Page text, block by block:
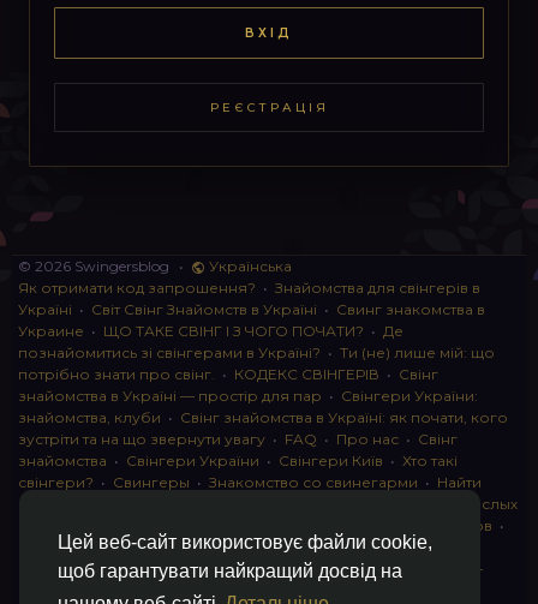
Цей веб-сайт використовує файли cookie,
щоб гарантувати найкращий досвід на
ВХІД
РЕЄСТРАЦІЯ
© 2026 Swingersblog •
Українська
Як отримати код запрошення? • Знайомства для свінгерів в
Україні • Світ Свінг Знайомств в Україні • Свинг знакомства в
Украине • ЩО ТАКЕ СВІНГ І З ЧОГО ПОЧАТИ? • Де
познайомитись зі свінгерами в Україні? • Ти (не) лише мій: що
потрібно знати про свінг. • КОДЕКС СВІНГЕРІВ • Свінг
знайомства в Україні — простір для пар • Свінгери України:
знайомства, клуби • Свінг знайомства в Україні: як почати, кого
зустріти та на що звернути увагу • FAQ • Про нас • Свінг
знайомства • Свінгери України • Свінгери Київ • Хто такі
свінгери? • Свингеры • Знакомство со свинегарми • Найти
instagram для взрослых
Клуб свингеров •
Конфіденційність• Правила• Партнерська програма
Свингеры •Свинг-пати•О свингерах откровенно
Свинг-
клуб: что это и как работает